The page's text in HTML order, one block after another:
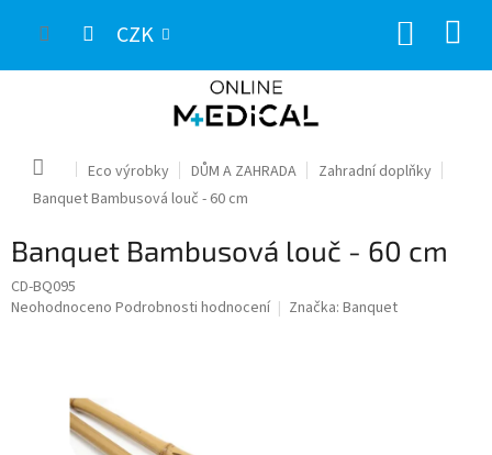
CZK
Domů Eco výrobky DŮM A ZAHRADA
Zahradní doplňky
Banquet Bambusová louč - 60 cm
Banquet Bambusová louč - 60 cm
CD-BQ095
Průměrné
Neohodnoceno Podrobnosti hodnocení Značka: Banquet